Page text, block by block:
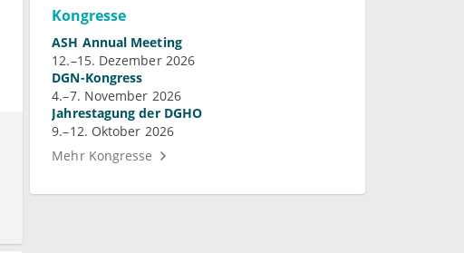
Kongresse
ASH Annual Meeting
12.–15. Dezember 2026
DGN-Kongress
4.–7. November 2026
Jahrestagung der DGHO
9.–12. Oktober 2026
Mehr Kongresse